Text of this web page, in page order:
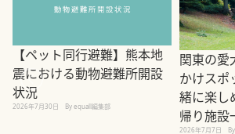
【ペット同行避難】熊本地
震における動物避難所開設
状況
2026年7月30日 By equall編集部
関東の愛
かけスポ
緒に楽し
帰り施設
2026年7月7日